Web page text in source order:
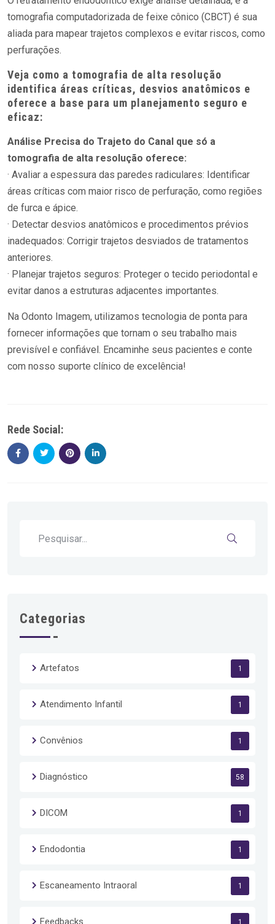
tomografia computadorizada de feixe cônico (CBCT) é sua
aliada para mapear trajetos complexos e evitar riscos, como
perfurações.
Veja como a tomografia de alta resolução
identifica áreas críticas, desvios anatômicos e
oferece a base para um planejamento seguro e
eficaz:
Análise Precisa do Trajeto do Canal que só a
tomografia de alta resolução oferece:
· Avaliar a espessura das paredes radiculares: Identificar
áreas críticas com maior risco de perfuração, como regiões
de furca e ápice.
· Detectar desvios anatômicos e procedimentos prévios
inadequados: Corrigir trajetos desviados de tratamentos
anteriores.
· Planejar trajetos seguros: Proteger o tecido periodontal e
evitar danos a estruturas adjacentes importantes.
Na Odonto Imagem, utilizamos tecnologia de ponta para
fornecer informações que tornam o seu trabalho mais
previsível e confiável. Encaminhe seus pacientes e conte
com nosso suporte clínico de excelência!
Rede Social:
Categorias
Artefatos 1
Atendimento Infantil 1
Convênios 1
Diagnóstico 58
DICOM 1
Endodontia 1
Escaneamento Intraoral 1